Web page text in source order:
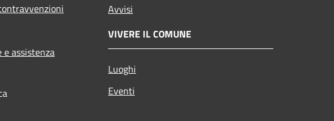
e assistenza
Avvisi
VIVERE IL COMUNE
Luoghi
Eventi